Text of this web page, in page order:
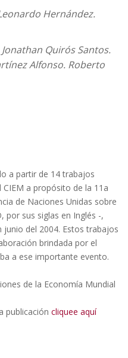
Hernández.
Quirós Santos.
Alfonso. Roberto
a partir de 14 trabajos
a propósito de la 11a
de Naciones Unidas sobre
por sus siglas en Inglés -,
junio del 2004. Estos trabajos
brindada por el
a ese importante evento.
de la Economía Mundial
publicación cliquee aquí